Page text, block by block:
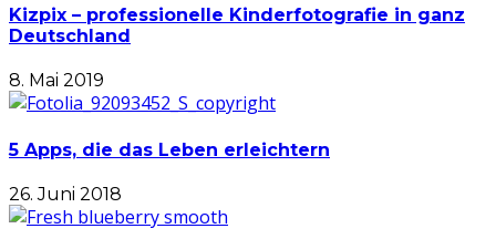
Kizpix – professionelle Kinderfotografie in ganz
Deutschland
8. Mai 2019
5 Apps, die das Leben erleichtern
26. Juni 2018